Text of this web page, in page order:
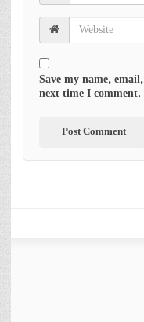
Save my name,
next time I comment.